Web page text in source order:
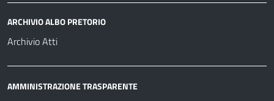
ARCHIVIO ALBO PRETORIO
Archivio Atti
AMMINISTRAZIONE TRASPARENTE